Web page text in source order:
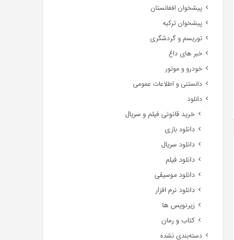
پیشخوان افغانستان
پیشخوان ترکیه
توریسم و گردشگری
خبر های داغ
خودرو و موتور
دانستنی و اطلاعات عمومی
دانلود
خرید قانونی فیلم و سریال
دانلود بازی
دانلود سریال
دانلود فیلم
دانلود موسیقی
دانلود نرم افزار
زیرنویس ها
کتاب و رمان
دسته‌بندی نشده